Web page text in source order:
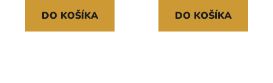
DO KOŠÍKA DO KOŠÍKA